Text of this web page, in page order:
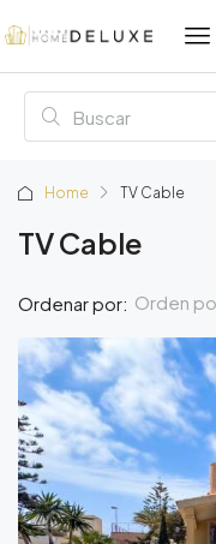
Home TV Cable
TV Cable
Ordenar por: Orden